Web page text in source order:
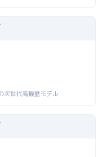
次世代高機動モデル